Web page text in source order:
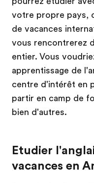
votre propre pays,
de vacances
vous rencontrerez
entier. Vous
apprentissage de
centre d'intérêt en
partir en camp de
bien d'autres.
Etudier
vacances en